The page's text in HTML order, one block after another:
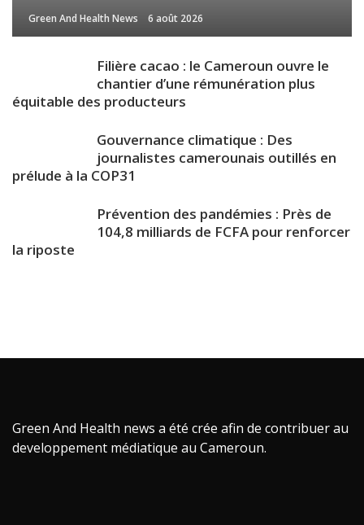
Green And Health News 6 août 2026
Filière cacao : le Cameroun ouvre le
chantier d’une rémunération plus
équitable des producteurs
Gouvernance climatique : Des
journalistes camerounais outillés en
prélude à la COP31
Prévention des pandémies : Près de
104,8 milliards de FCFA pour renforcer
la riposte
Green And Health news a été crée afin de contribuer au
developpement médiatique au Cameroun.